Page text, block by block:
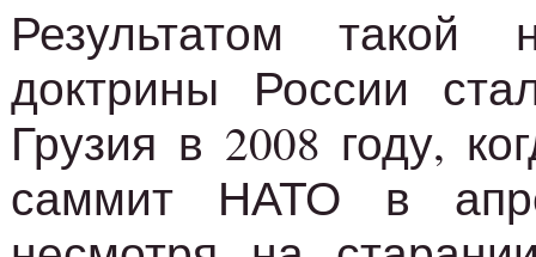
Результатом такой
доктрины России
Грузия в 2008 году,
саммит НАТО в